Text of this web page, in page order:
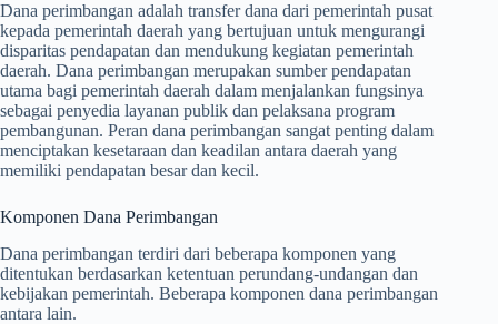
Dana perimbangan adalah transfer dana dari pemerintah pusat
kepada pemerintah daerah yang bertujuan untuk mengurangi
disparitas pendapatan dan mendukung kegiatan pemerintah
daerah. Dana perimbangan merupakan sumber pendapatan
utama bagi pemerintah daerah dalam menjalankan fungsinya
sebagai penyedia layanan publik dan pelaksana program
pembangunan. Peran dana perimbangan sangat penting dalam
menciptakan kesetaraan dan keadilan antara daerah yang
memiliki pendapatan besar dan kecil.
Komponen Dana Perimbangan
Dana perimbangan terdiri dari beberapa komponen yang
ditentukan berdasarkan ketentuan perundang-undangan dan
kebijakan pemerintah. Beberapa komponen dana perimbangan
antara lain.